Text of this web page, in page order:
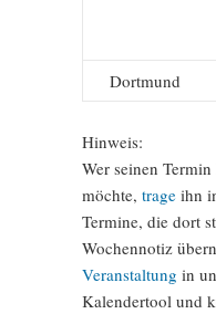
Dortmund
Hinweis:
Wer seinen
möchte, trage ihn
Termine, die dort
Wochennotiz
Veranstaltung in
Kalendertool und